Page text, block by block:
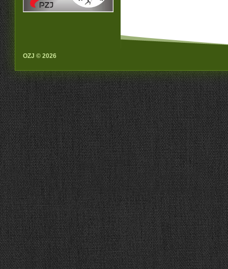
OZJ © 2026